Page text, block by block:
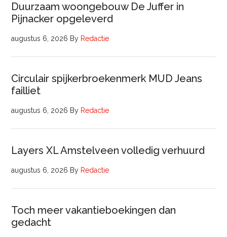
Duurzaam woongebouw De Juffer in
Pijnacker opgeleverd
augustus 6, 2026 By Redactie
Circulair spijkerbroekenmerk MUD Jeans
failliet
augustus 6, 2026 By Redactie
Layers XL Amstelveen volledig verhuurd
augustus 6, 2026 By Redactie
Toch meer vakantieboekingen dan
gedacht